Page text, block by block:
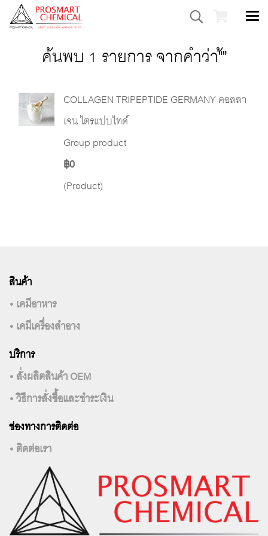
ค้นพบ 1 รายการ จากคำว่า"้"
COLLAGEN TRIPEPTIDE GERMANY คอลลา
เจน ไตรแปบไทด์
Group product
฿0
(Product)
สินค้า
• เคมีอาหาร
• เคมีเครื่องสำอาง
บริการ
• สั่งผลิตสินค้า OEM
• วิธีการสั่งซื้อและชำระเงิน
ช่องทางการติดต่อ
• ติดต่อเรา